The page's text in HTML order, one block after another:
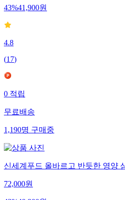
43%41,900원
4.8
(17)
0적립
무료배송
1,190명구매중
신세계푸드 올바르고 반듯한 영양
72,000원